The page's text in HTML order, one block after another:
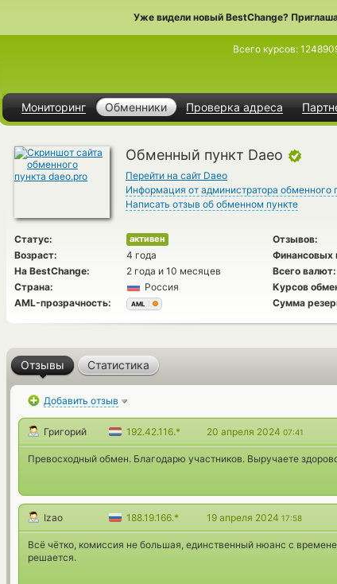
Уже видели новый BestChange?
Мониторинг Обменники Проверка адреса
Всего курсов:
Обменный пункт Daeo
Перейти на сайт Daeo
Информация от администратора обменного
Написать отзыв об обменном пункте
Статус: активен Отзывов:
Возраст: 4 года Финансовых
На BestChange: 2 года и 10 месяцев Всего валют:
Страна:
Россия Курсов
AML-прозрачность:
AML Сумма
Отзывы Статистика
Добавить отзыв
Григорий 192.42.116.* 20 апреля 2024 07:41
Превосходный обмен. Благодарю участников. Выручаете
Izao 188.19.166.* 19 апреля 2024 17:58
Всё чётко, комиссия не большая, единственный нюанс с
решается.